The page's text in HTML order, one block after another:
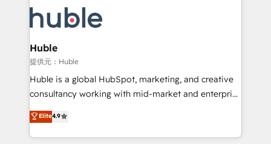
new HubSpot portal with Advanced Website and
CRM Migrations using our in-house "HubScrub" Tool.
skills, processes, and internal team you need to
attract the right buyers, close deals faster, and grow
without outside dependencies. You’ll learn how to: •
Set up, audit, and organize your HubSpot portal •
Get your sales team fully using HubSpot • Track
pipeline and revenue across the entire buyer journey
growth • Create content and videos that attract
buyers • Use AI to scale smarter Our coaching-led
Huble
提供元：Huble
Huble is a global HubSpot, marketing, and creative
consultancy working with mid-market and enterprise
businesses. We go beyond implementation, shaping
the strategy, processes, and teams that turn
HubSpot into a genuine growth engine. Named
Elite4.9